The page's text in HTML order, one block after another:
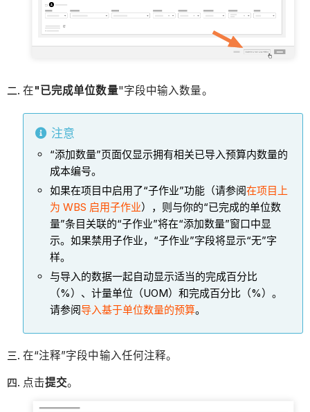
在"已完成单位数量"字段中输入数量。
注意
“添加数量”页面仅显示拥有相关已导入预算内数量的
成本编号。
如果在项目中启用了“子作业”功能（请参阅在项目上
为 WBS 启用子作业），则与你的“已完成的单位数
量”条目关联的“子作业”将在“添加数量”窗口中显
示。如果禁用子作业，“子作业”字段将显示“无”字
样。
与导入的数据一起自动显示适当的完成百分比
（%）、计量单位（UOM）和完成百分比（%）。
请参阅导入基于单位数量的预算。
在“注释”字段中输入任何注释。
点击提交。